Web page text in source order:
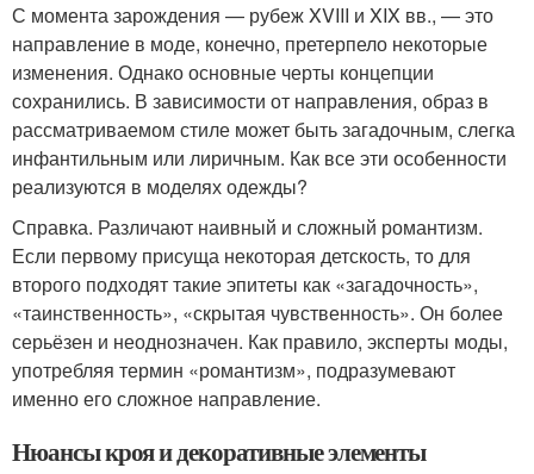
С момента зарождения — рубеж XVIII и XIX вв., — это
направление в моде, конечно, претерпело некоторые
изменения. Однако основные черты концепции
сохранились. В зависимости от направления, образ в
рассматриваемом стиле может быть загадочным, слегка
инфантильным или лиричным. Как все эти особенности
реализуются в моделях одежды?
Справка. Различают наивный и сложный романтизм.
Если первому присуща некоторая детскость, то для
второго подходят такие эпитеты как «загадочность»,
«таинственность», «скрытая чувственность». Он более
серьёзен и неоднозначен. Как правило, эксперты моды,
употребляя термин «романтизм», подразумевают
именно его сложное направление.
Нюансы кроя и декоративные элементы